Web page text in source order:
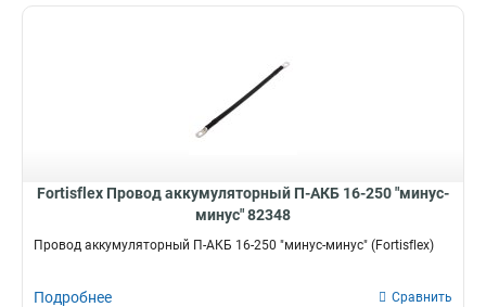
Fortisflex Провод аккумуляторный П-АКБ 16-250 "минус-
минус" 82348
Провод аккумуляторный П-АКБ 16-250 "минус-минус" (Fortisflex)
Подробнее Сравнить